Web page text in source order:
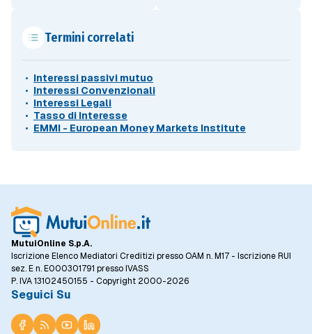
Termini correlati
Interessi passivi mutuo
Interessi Convenzionali
Interessi Legali
Tasso di Interesse
EMMI - European Money Markets Institute
MutuiOnline S.p.A.
Iscrizione Elenco Mediatori Creditizi presso OAM n. M17 - Iscrizione RUI
sez. E n. E000301791 presso IVASS
P. IVA 13102450155 - Copyright 2000-2026
Seguici Su